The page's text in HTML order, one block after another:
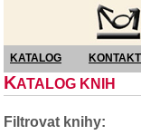
KATALOG KONTAKT
KATALOG KNIH
Filtrovat knihy: